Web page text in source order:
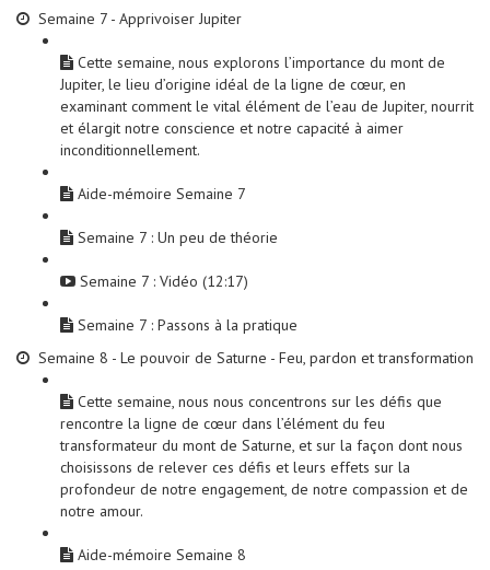
Semaine 7 - Apprivoiser Jupiter
Cette semaine, nous explorons l’importance du mont de
Jupiter, le lieu d’origine idéal de la ligne de cœur, en
examinant comment le vital élément de l’eau de Jupiter, nourrit
et élargit notre conscience et notre capacité à aimer
inconditionnellement.
Aide-mémoire Semaine 7
Semaine 7 : Un peu de théorie
Semaine 7 : Vidéo (12:17)
Semaine 7 : Passons à la pratique
Semaine 8 - Le pouvoir de Saturne - Feu, pardon et transformation
Cette semaine, nous nous concentrons sur les défis que
rencontre la ligne de cœur dans l’élément du feu
transformateur du mont de Saturne, et sur la façon dont nous
choisissons de relever ces défis et leurs effets sur la
profondeur de notre engagement, de notre compassion et de
notre amour.
Aide-mémoire Semaine 8